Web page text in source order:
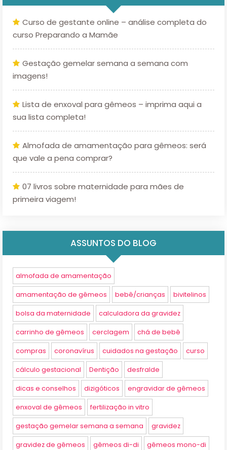
Curso de gestante online – análise completa do
curso Preparando a Mamãe
Gestação gemelar semana a semana com
imagens!
Lista de enxoval para gêmeos – imprima aqui a
sua lista completa!
Almofada de amamentação para gêmeos: será
que vale a pena comprar?
07 livros sobre maternidade para mães de
primeira viagem!
ASSUNTOS DO BLOG
almofada de amamentação
amamentação de gêmeos bebê/crianças bivitelinos
bolsa da maternidade calculadora da gravidez
carrinho de gêmeos cerclagem chá de bebê
compras coronavírus cuidados na gestação curso
cálculo gestacional Dentição desfralde
dicas e conselhos dizigóticos engravidar de gêmeos
enxoval de gêmeos fertilização in vitro
gestação gemelar semana a semana gravidez
gravidez de gêmeos gêmeos di-di gêmeos mono-di